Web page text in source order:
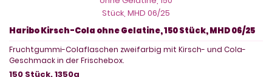
Haribo Kirsch-Cola ohne Gelatine, 150 Stück, MHD 06/25
Fruchtgummi-Colaflaschen zweifarbig mit Kirsch- und Cola-
Geschmack in der Frischebox.
150 Stück, 1350g